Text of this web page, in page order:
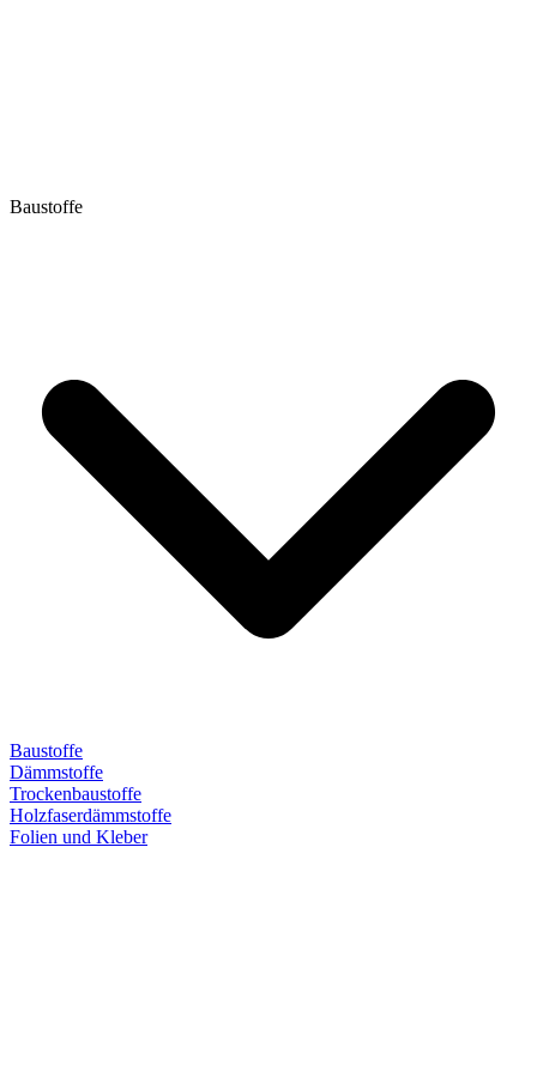
Baustoffe
Baustoffe
Dämmstoffe
Trockenbaustoffe
Holzfaserdämmstoffe
Folien und Kleber